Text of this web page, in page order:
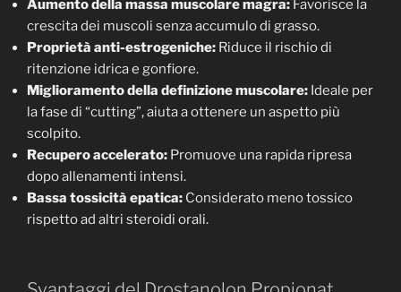
Aumento della massa muscolare magra: Favorisce la
crescita dei muscoli senza accumulo di grasso.
Proprietà anti-estrogeniche: Riduce il rischio di
ritenzione idrica e gonfiore.
Miglioramento della definizione muscolare: Ideale per
la fase di “cutting”, aiuta a ottenere un aspetto più
scolpito.
Recupero accelerato: Promuove una rapida ripresa
dopo allenamenti intensi.
Bassa tossicità epatica: Considerato meno tossico
rispetto ad altri steroidi orali.